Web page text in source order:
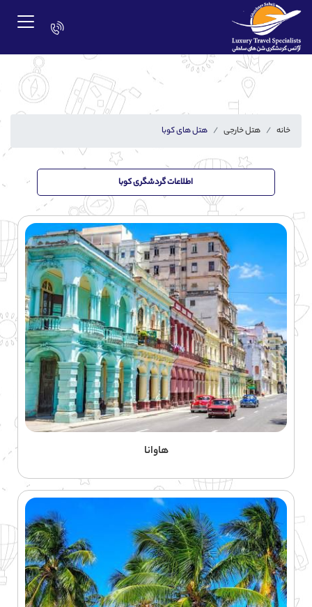
خانه هتل خارجی هتل های کوبا
اطلاعات گردشگری کوبا
هاوانا